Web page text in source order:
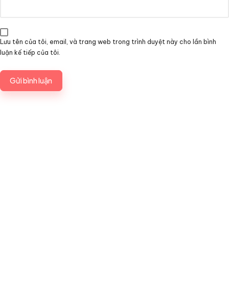
Lưu tên của tôi, email, và trang web trong trình duyệt này cho lần bình
luận kế tiếp của tôi.